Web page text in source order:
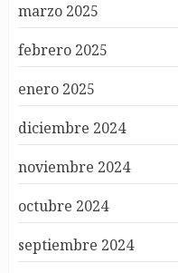
marzo 2025
febrero 2025
enero 2025
diciembre 2024
noviembre 2024
octubre 2024
septiembre 2024